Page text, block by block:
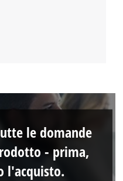
le domande
- prima,
l'acquisto.